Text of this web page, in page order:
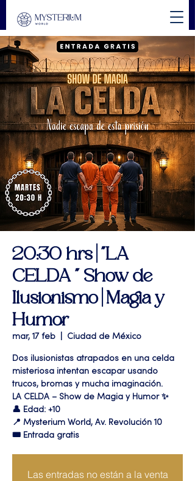
20:30 hrs | "LA
CELDA " Show de
Ilusionismo | Magia y
Humor
mar, 17 feb Ciudad de México
Dos ilusionistas atrapados en una celda
misteriosa intentan escapar usando
trucos, bromas y mucha imaginación.
LA CELDA – Show de Magia y Humor ✨
👤 Edad: +10
📍 Mysterium World, Av. Revolución 10
🎟️ Entrada gratis
Las entradas no están a la venta